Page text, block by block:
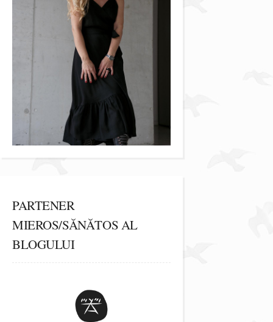
PARTENER
MIEROS/SĂNĂTOS AL
BLOGULUI